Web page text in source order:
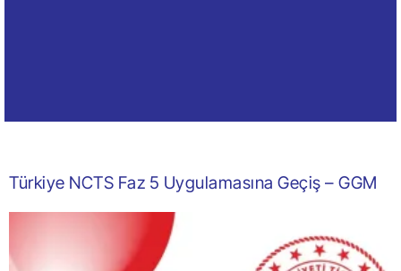
Türkiye NCTS Faz 5 Uygulamasına Geçiş – GGM